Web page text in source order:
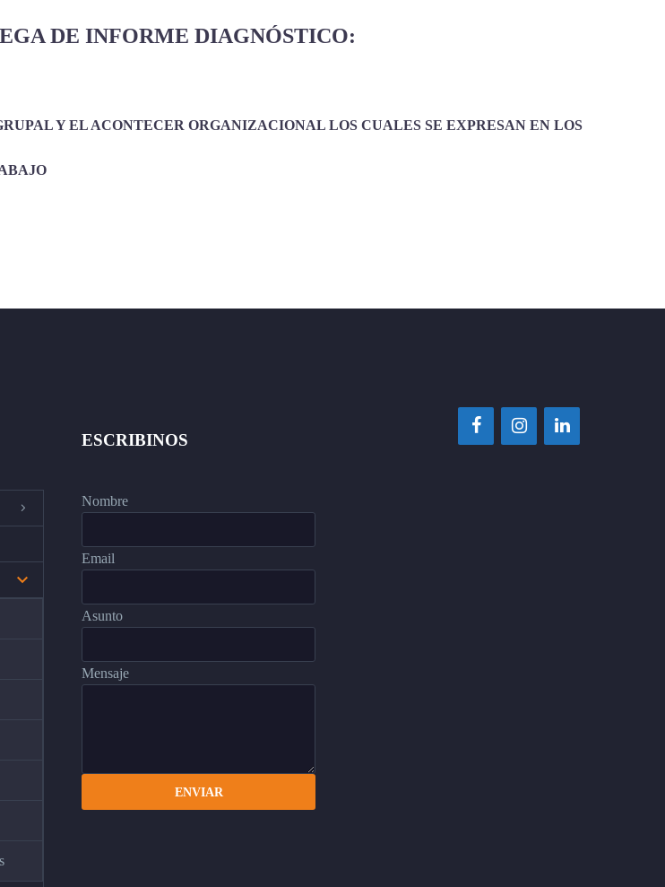
DE INFORME DIAGNÓSTICO:
Y EL ACONTECER ORGANIZACIONAL LOS CUALES SE EXPRESAN EN LOS
ESCRIBINOS
Nombre
Email
Asunto
Mensaje